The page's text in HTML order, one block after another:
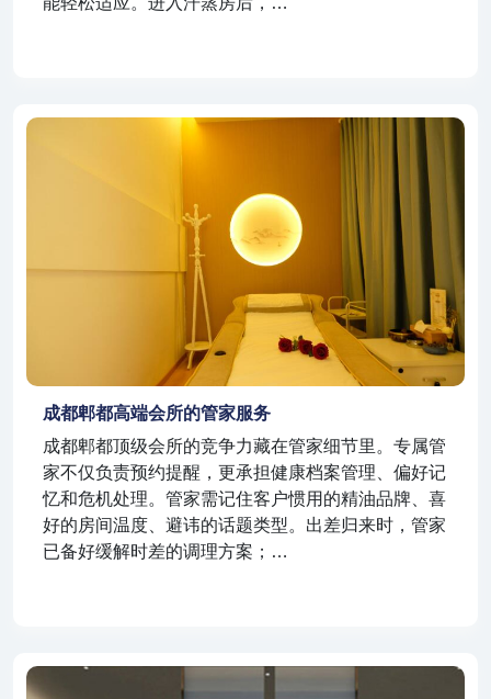
成都郫都高端会所的管家服务
成都郫都顶级会所的竞争力藏在管家细节里。专属管
家不仅负责预约提醒，更承担健康档案管理、偏好记
忆和危机处理。管家需记住客户惯用的精油品牌、喜
好的房间温度、避讳的话题类型。出差归来时，管家
已备好缓解时差的调理方案；…